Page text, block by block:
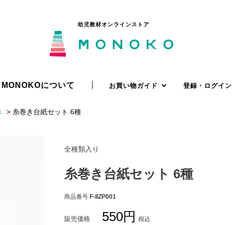
幼児教材オンラインストア
MONOKOについて お買い物ガイド 登録・ログイン
糸巻き台紙セット 6種
全種類入り
糸巻き台紙セット 6種
商品番号 F-IIZP001
販売価格 550 税込